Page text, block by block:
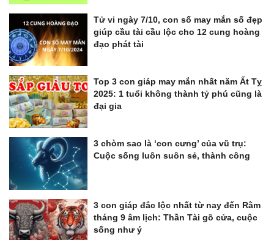
Tử vi ngày 7/10, con số may mắn số đẹp
giúp cầu tài cầu lộc cho 12 cung hoàng
đạo phát tài
Top 3 con giáp may mắn nhất năm Ất Tỵ
2025: 1 tuổi không thành tỷ phú cũng là
đại gia
3 chòm sao là ‘con cưng’ của vũ trụ:
Cuộc sống luôn suôn sẻ, thành công
3 con giáp đắc lộc nhất từ nay đến Rằm
tháng 9 âm lịch: Thần Tài gõ cửa, cuộc
sống như ý